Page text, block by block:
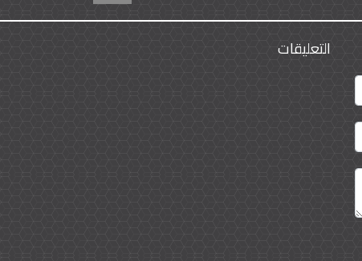
انتقادات بسبب عدم دعم الميزة للصم ، لكن الشركة وعدت بأن يتم
التعليقات